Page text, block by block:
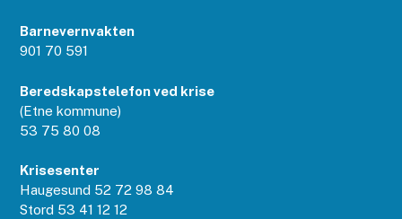
Barnevernvakten
901 70 591
Beredskapstelefon ved krise
(Etne kommune)
53 75 80 08
Krisesenter
Haugesund 52 72 98 84
Stord 53 41 12 12